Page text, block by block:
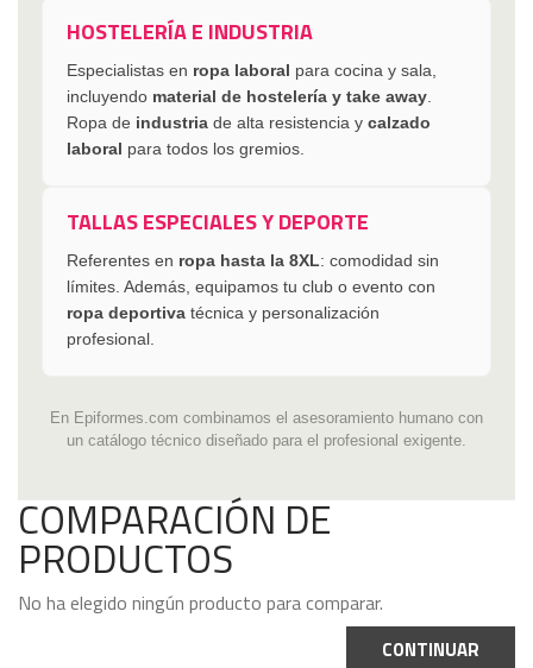
HOSTELERÍA E INDUSTRIA
Especialistas en ropa laboral para cocina y sala,
incluyendo material de hostelería y take away.
Ropa de industria de alta resistencia y calzado
laboral para todos los gremios.
TALLAS ESPECIALES Y DEPORTE
Referentes en ropa hasta la 8XL: comodidad sin
límites. Además, equipamos tu club o evento con
ropa deportiva técnica y personalización
profesional.
En Epiformes.com combinamos el asesoramiento humano con
un catálogo técnico diseñado para el profesional exigente.
COMPARACIÓN DE
PRODUCTOS
No ha elegido ningún producto para comparar.
CONTINUAR